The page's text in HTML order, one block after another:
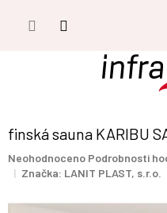
finská sauna KARIBU
Průměrné
hodnocení
je
Neohodnoceno Podrobnosti
Značka: LANIT PLAST, s.r.o.